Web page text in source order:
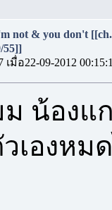
not & you don't
55]]
เมื่อ22-09-2012
น้องแ
เองห